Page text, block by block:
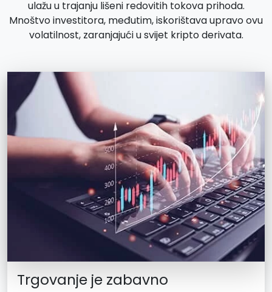
ulažu u trajanju lišeni redovitih tokova prihoda.
Mnoštvo investitora, međutim, iskorištava upravo ovu
volatilnost, zaranjajući u svijet kripto derivata.
Trgovanje je zabavno